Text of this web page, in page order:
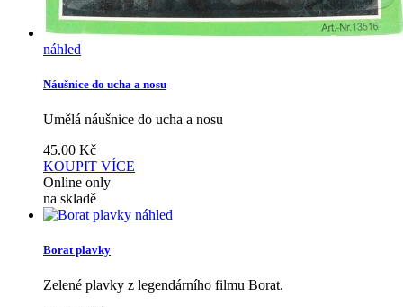
náhled
Náušnice do ucha a nosu
Umělá náušnice do ucha a nosu
45.00 Kč
KOUPIT VÍCE
Online only
na skladě
náhled
Borat plavky
Zelené plavky z legendárního filmu Borat.